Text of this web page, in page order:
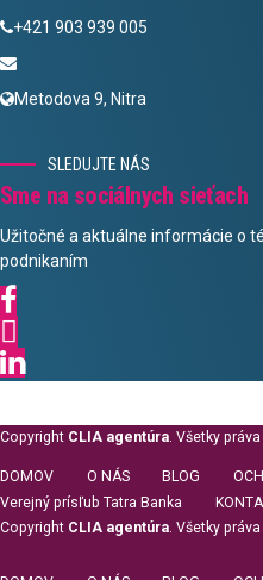
+421 903 939 005
Metodova 9, Nitra
SLEDUJTE NÁS
Sme na sociálnych sieťach
Užitočné a aktuálne informácie o
podnikaním
Copyright CLIA agentúra. Všetky
DOMOV O NÁS BLOG
Verejný prísľub Tatra Banka
Copyright CLIA agentúra. Všetky